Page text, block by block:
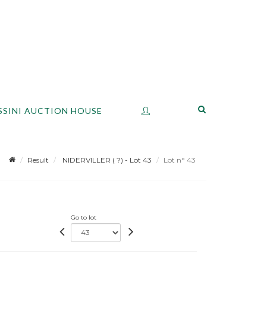
AUCTION HOUSE
Result NIDERVILLER ( ?) - Lot 43 Lot n° 43
Go to lot